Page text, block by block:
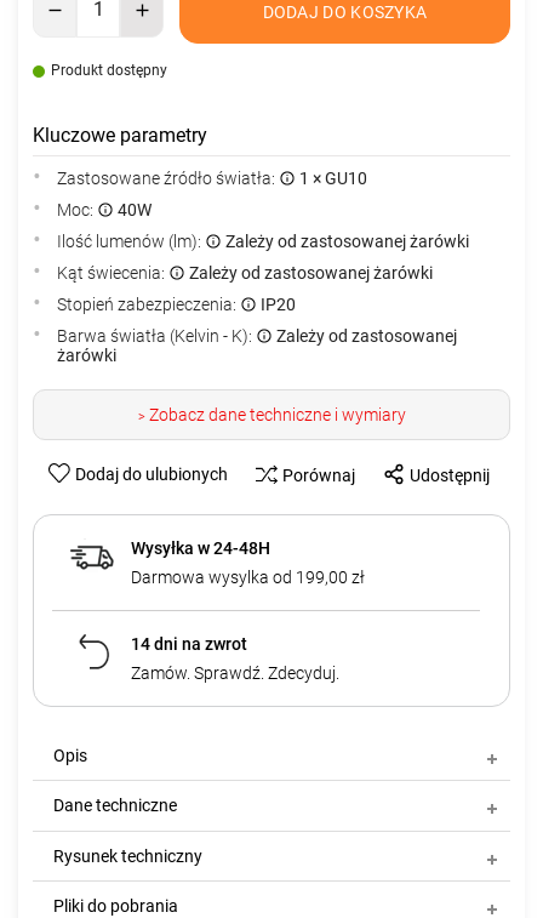
DODAJ DO KOSZYKA
Produkt dostępny
Kluczowe parametry
Zastosowane źródło światła:
1 × GU10
Moc:
40W
Ilość lumenów (lm):
Zależy od zastosowanej żarówki
Kąt świecenia:
Zależy od zastosowanej żarówki
Stopień zabezpieczenia:
IP20
Barwa światła (Kelvin - K):
Zależy od zastosowanej
żarówki
>Zobacz dane techniczne i wymiary
Dodaj do ulubionych Porównaj Udostępnij
Wysyłka w 24-48H
Darmowa wysylka od 199,00 zł
14 dni na zwrot
Zamów. Sprawdź. Zdecyduj.
Opis
Dane techniczne
Rysunek techniczny
Pliki do pobrania